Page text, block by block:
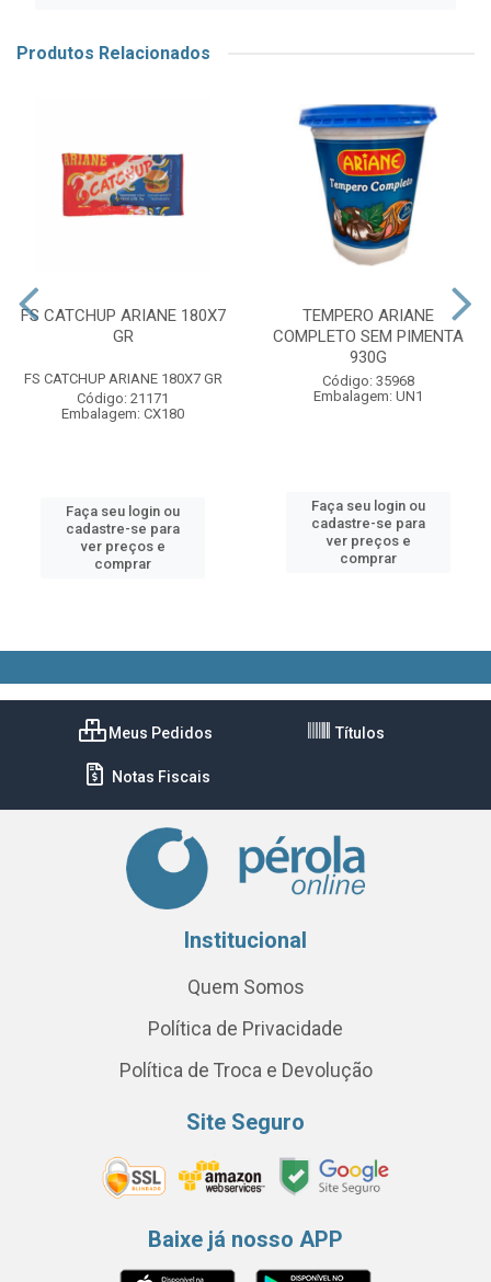
Produtos Relacionados
FS CATCHUP ARIANE 180X7
GR
FS CATCHUP ARIANE 180X7 GR
Código: 21171
Embalagem: CX180
Faça seu login ou
cadastre-se para
ver preços e
comprar
TEMPERO ARIANE
COMPLETO SEM PIMENTA
930G
Código: 35968
Embalagem: UN1
Faça seu login ou
cadastre-se para
ver preços e
comprar
Meus Pedidos Títulos
Notas Fiscais
Institucional
Quem Somos
Política de Privacidade
Política de Troca e Devolução
Site Seguro
Baixe já nosso APP